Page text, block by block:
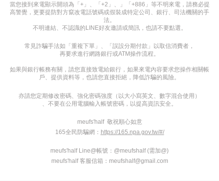
當您接到來電顯示開頭為「+」、「+2」、」「+886」等不明來電，請務必提
高警覺，更要提防對方竄改電話號碼或假裝成特定公司、銀行、司法機關的手
法。
不明連結、不認識的LINE好友邀請或簡訊，也請不要點選。
常見詐騙手法如「重複下單」、「誤設分期付款」以取信消費者，
再要求進行網路銀行或ATM操作流程。
如果與銀行帳務有關，請您直接致電給銀行，如果來電內容要求您操作相關帳
戶、提供資料等，也請您直接拒絕，降低詐騙的風險。
亦請您定期修改密碼、強化密碼強度（以大小寫英文、數字混合使用）
、不要在公用電腦輸入帳號密碼，以提高資訊安全。
meufs'half 敬祝順心如意
165全民防騙網： https://165.npa.gov.tw/#/
meufs'half Line@帳號：@meufshalf (需加@)
meufs'half 客服信箱：meufshalf@gmail.com